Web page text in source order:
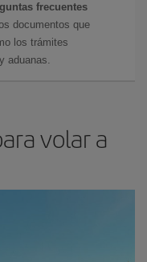
frecuentes
documentos que
los trámites
aduanas.
volar a